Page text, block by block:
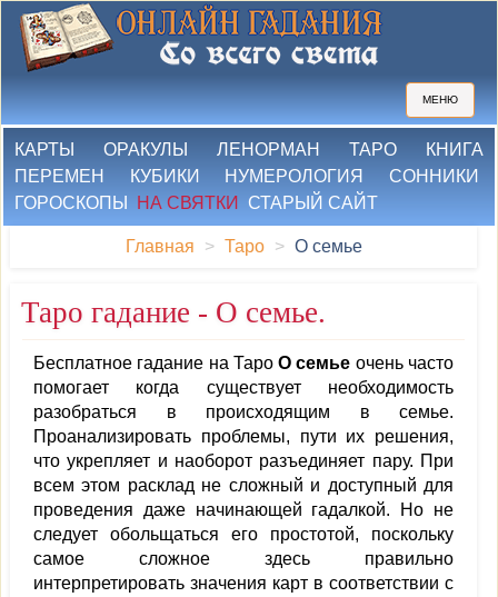
МЕНЮ
КАРТЫ ОРАКУЛЫ ЛЕНОРМАН ТАРО
КНИГА
ПЕРЕМЕН
КУБИКИ НУМЕРОЛОГИЯ
СОННИКИ
ГОРОСКОПЫ
НА СВЯТКИ СТАРЫЙ САЙТ
Главная Таро О семье
Таро гадание - О семье.
Бесплатное гадание на ТароО семье очень часто
помогает когда существует необходимость
разобраться в происходящим в семье.
Проанализировать проблемы, пути их решения,
что укрепляет и наоборот разъединяет пару. При
всем этом расклад не сложный и доступный для
проведения даже начинающей гадалкой. Но не
следует обольщаться его простотой, поскольку
самое сложное здесь правильно
интерпретировать значения карт в соответствии с